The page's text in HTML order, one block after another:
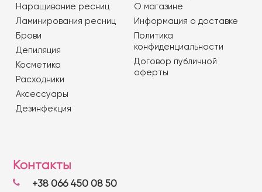
Наращивание ресниц
Ламинирования ресниц
Брови
Депиляция
Косметика
Расходники
Аксессуары
Дезинфекция
О магазине
Информация о доставке
Политика
конфиденциальности
Договор публичной
оферты
Контакты
+38 066 450 08 50